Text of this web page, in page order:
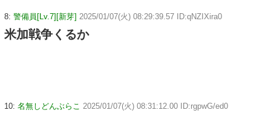
8: 警備員[Lv.7][新芽] 2025/01/07(火) 08:29:39.57 ID:qNZIXira0
米加戦争くるか
10: 名無しどんぶらこ 2025/01/07(火) 08:31:12.00 ID:rgpwG/ed0